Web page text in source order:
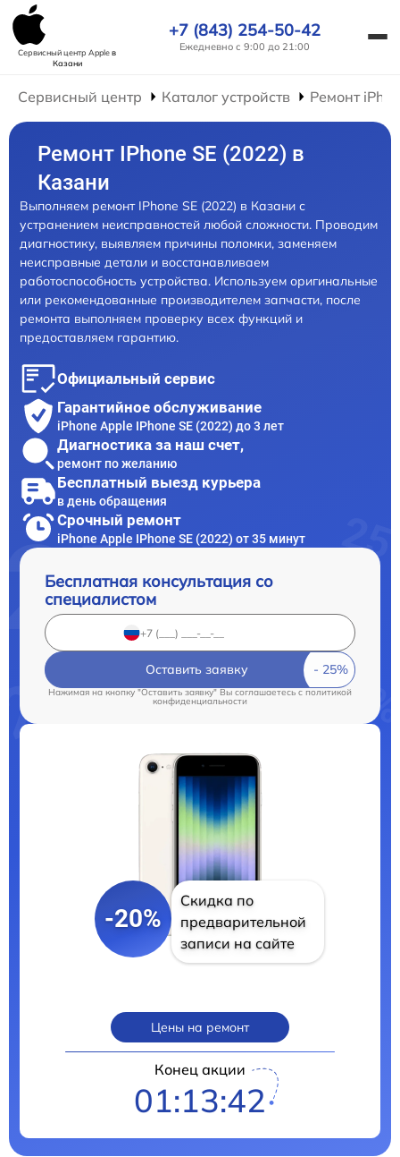
Сервисный центр Appleв
Казани
+7 (843) 254-50-42
Ежедневно с 9:00 до 21:00
Сервисный центр Каталог устройств Ремонт
Ремонт IPhone SE (2022) в
Казани
Выполняем ремонт IPhone SE (2022) в Казани с
устранением неисправностей любой сложности. Проводим
диагностику, выявляем причины поломки, заменяем
неисправные детали и восстанавливаем
работоспособность устройства. Используем оригинальные
или рекомендованные производителем запчасти, после
ремонта выполняем проверку всех функций и
предоставляем гарантию.
Официальный сервис
Гарантийное обслуживание
iPhone Apple IPhone SE (2022) до 3 лет
Диагностика за наш счет,
ремонт по желанию
Бесплатный выезд курьера
в день обращения
Срочный ремонт
iPhone Apple IPhone SE (2022) от 35 минут
Бесплатная консультация со
специалистом
Оставить заявку
Нажимая на кнопку "Оставить заявку" Вы соглашаетесь cполитикой
конфиденциальности
-20%
Скидка по
предварительной
записи на сайте
Цены на ремонт
Конец акции
01:13:40